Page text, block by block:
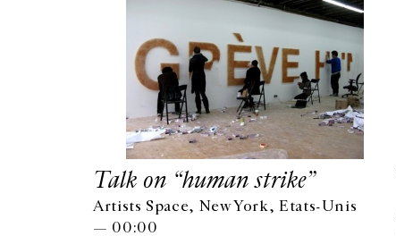
Talk on “human strike”
Artists Space, New York, Etats-Unis
— 00:00